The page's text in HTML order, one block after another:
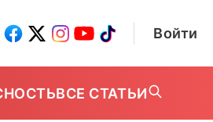
Войти
ВСЕ СТАТЬИ